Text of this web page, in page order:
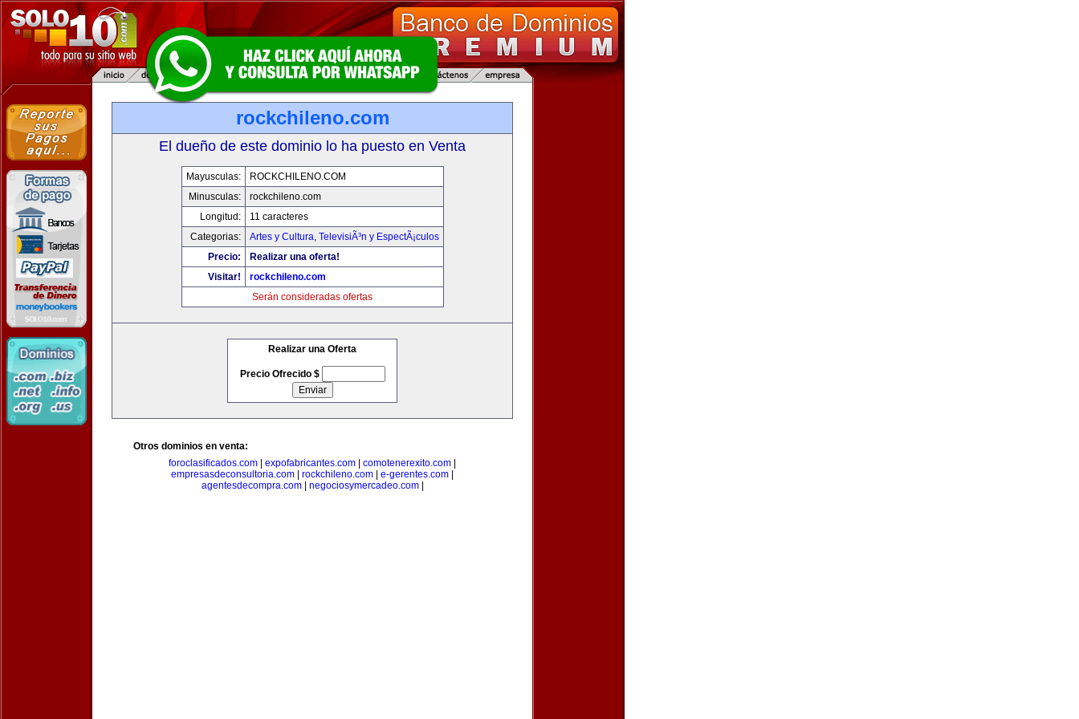
rockchileno.com
El dueño de este dominio lo ha puesto en Venta
Mayusculas:
ROCKCHILENO.COM
Minusculas:
rockchileno.com
Longitud:
11 caracteres
Categorias:
Artes y Cultura, TelevisiÃ³n y EspectÃ¡culos
Precio:
Realizar una oferta!
Visitar!
rockchileno.com
Serán consideradas ofertas
Realizar una Oferta
Precio Ofrecido $
Otros dominios en venta:
foroclasificados.com
expofabricantes.com comotenerexito.com
empresasdeconsultoria.com
rockchileno.com e-gerentes.com
agentesdecompra.com| negociosymercadeo.com|